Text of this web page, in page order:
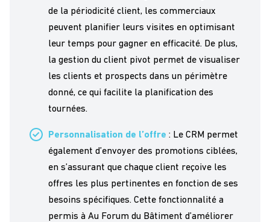
de la périodicité client, les commerciaux
peuvent planifier leurs visites en optimisant
leur temps pour gagner en efficacité. De plus,
la gestion du client pivot permet de visualiser
les clients et prospects dans un périmètre
donné, ce qui facilite la planification des
tournées.
Personnalisation de l’offre : Le CRM permet
également d’envoyer des promotions ciblées,
en s’assurant que chaque client reçoive les
offres les plus pertinentes en fonction de ses
besoins spécifiques. Cette fonctionnalité a
permis à Au Forum du Bâtiment d’améliorer